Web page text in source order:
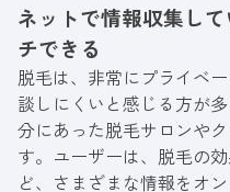
ネットで情報収集し
チできる
脱毛は、非常にプライベ
談しにくいと感じる方が
分にあった脱毛サロンや
す。ユーザーは、脱毛の
ど、さまざまな情報をオ